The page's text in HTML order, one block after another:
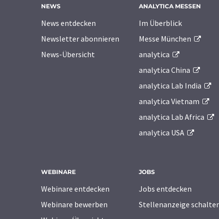
NEWS
News entdecken
Newsletter abonnieren
News-Übersicht
ANALYTICA MESSEN
Im Überblick
Messe München
analytica
analytica China
analytica Lab India
analytica Vietnam
analytica Lab Africa
analytica USA
WEBINARE
Webinare entdecken
Webinare bewerben
JOBS
Jobs entdecken
Stellenanzeige